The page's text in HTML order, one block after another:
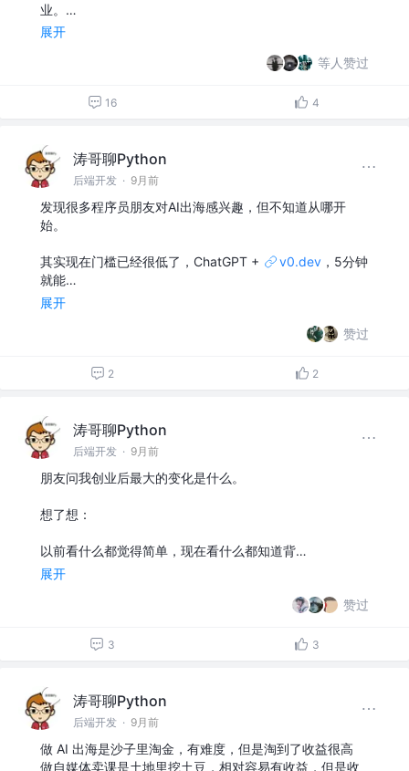
业。…
展开
等人赞过
16 4
涛哥聊Python
后端开发 · 9月前
发现很多程序员朋友对AI出海感兴趣，但不知道从哪开
始。
其实现在门槛已经很低了，ChatGPT + v0.dev ，5分钟
就能…
展开
赞过
2 2
涛哥聊Python
后端开发 · 9月前
朋友问我创业后最大的变化是什么。
想了想：
以前看什么都觉得简单，现在看什么都知道背…
展开
赞过
3 3
涛哥聊Python
后端开发 · 9月前
做 AI 出海是沙子里淘金，有难度，但是淘到了收益很高
做自媒体卖课是土地里挖土豆，相对容易有收益，但是收